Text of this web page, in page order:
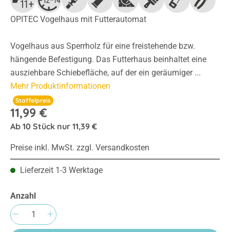
OPITEC Vogelhaus mit Futterautomat
Vogelhaus aus Sperrholz für eine freistehende bzw.
hängende Befestigung. Das Futterhaus beinhaltet eine
ausziehbare Schiebefläche, auf der ein geräumiger ...
Mehr Produktinformationen
Staffelpreis
11,99 €
Ab 10 Stück nur 11,39 €
Preise inkl. MwSt. zzgl. Versandkosten
Lieferzeit 1-3 Werktage
Anzahl
Produkt Anzahl: Gib den gewünschten